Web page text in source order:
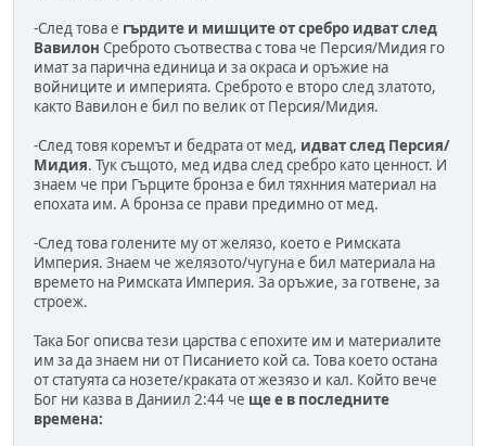
-След това е гърдите и мишците от сребро идват след
Вавилон Среброто съотвества с това че Персия/Мидия го
имат за парична единица и за окраса и оръжие на
войниците и империята. Среброто е второ след златото,
както Вавилон е бил по велик от Персия/Мидия.
-След товя коремът и бедрата от мед, идват след Персия/
Мидия. Тук същото, мед идва след сребро като ценност. И
знаем че при Гърците бронза е бил тяхнния материал на
епохата им. А бронза се прави предимно от мед.
-След това голените му от желязо, което е Римската
Империя. Знаем че желязото/чугуна е бил материала на
времето на Римската Империя. За оръжие, за готвене, за
строеж.
Така Бог описва тези царства с епохите им и материалите
им за да знаем ни от Писанието кой са. Това което остана
от статуята са нозете/краката от жезязо и кал. Който вече
Бог ни казва в Даниил 2:44 че ще е в последните
времена: